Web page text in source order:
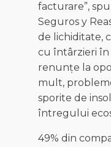
facturare”,
Seguros y
de lichiditate,
cu întârzieri în
renunțe la
mult,
sporite de
întregului
49% din